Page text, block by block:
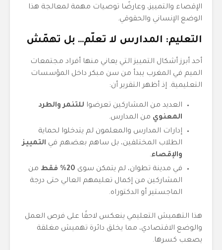
الإقصاء والتمييز، وعارضًا توصيات مهمة لمعالجة هذا
الوضع الإنساني والحقوقي.
التعليم: المدارس لا تعلّم… بل تهمّش
أحد أبرز أشكال التمييز التي يعاني منها أفراد مجتمعات
الميم في المغرب يبدأ من سن مبكر داخل المؤسسات
التعليمية. إذ أظهر التقرير أن:
العديد من المشاركين تعرضوا للتنمر والطرد
المعنوي من المدارس.
إدارات المدارس والمعلمون لم يتدخلوا لحماية
الطلاب المختلفين، بل ساهم بعضهم في التمييز
والإقصاء.
في مدينة تطوان، لم يتمكن سوى 20% فقط
من
المشاركين من إكمال تعليمهم العالي حتى درجة
الماجستير أو الدكتوراه.
هذا التهميش التعليمي ينعكس لاحقًا على فرص العمل
والوضع الاقتصادي، مما يخلق دائرة تهميش مغلقة
يصعب كسرها.